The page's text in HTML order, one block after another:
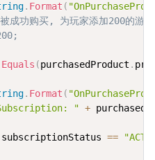
. Format (
成功购买, 为玩家添加200的游戏
Equals (purchasedProduct .
. Format (
" +
subscriptionStatus ==